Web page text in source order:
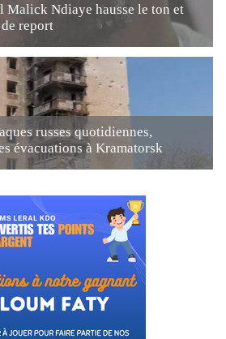
Malick Ndiaye hausse le ton et
report
russes quotidiennes,
évacuations à Kramatorsk